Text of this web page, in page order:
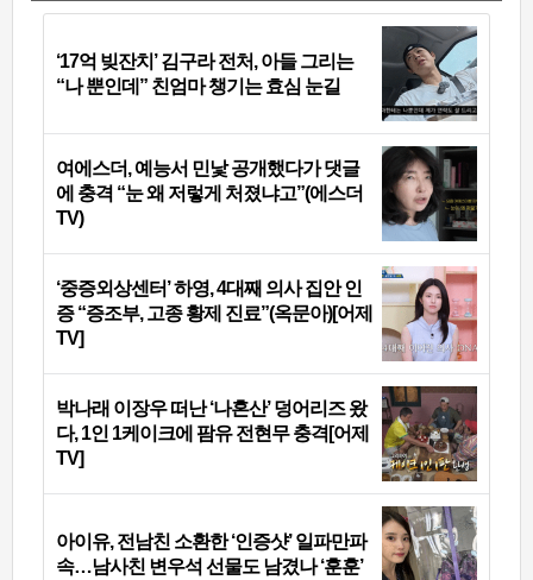
‘17억 빚잔치’ 김구라 전처, 아들 그리는
“나 뿐인데” 친엄마 챙기는 효심 눈길
여에스더, 예능서 민낯 공개했다가 댓글
에 충격 “눈 왜 저렇게 처졌냐고”(에스더
TV)
‘중증외상센터’ 하영, 4대째 의사 집안 인
증 “증조부, 고종 황제 진료”(옥문아)[어제
TV]
박나래 이장우 떠난 ‘나혼산’ 덩어리즈 왔
다, 1인 1케이크에 팜유 전현무 충격[어제
TV]
아이유, 전남친 소환한 ‘인증샷’ 일파만파
속…남사친 변우석 선물도 남겼나 ‘훈훈’